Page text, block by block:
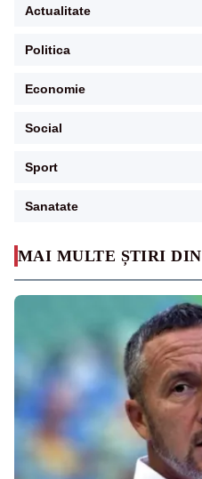
MAI MULTE ȘTIRI DIN
Actualitate
Politica
Economie
Social
Sport
Sanatate